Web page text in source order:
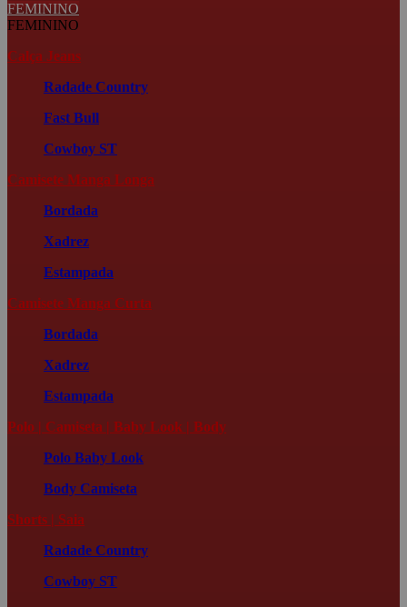
FEMININO
FEMININO
Calça Jeans
Radade Country
Fast Bull
Cowboy ST
Camisete Manga Longa
Bordada
Xadrez
Estampada
Camisete Manga Curta
Bordada
Xadrez
Estampada
Polo | Camiseta | Baby Look | Body
Polo Baby Look
Body Camiseta
Shorts | Saia
Radade Country
Cowboy ST